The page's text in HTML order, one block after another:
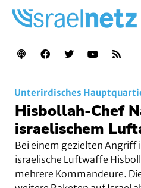
Unterirdisches
Hisbollah-Chef
israelischem
Bei einem gezielten
israelische Luftwaffe
mehrere Kommandeure.